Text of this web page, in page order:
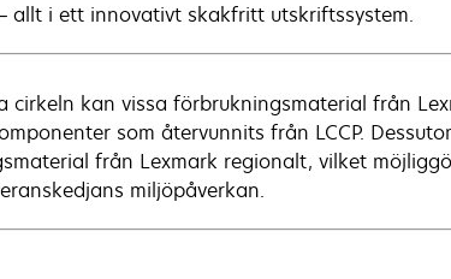
allt i ett innovativt skakfritt utskriftssystem.
cirkeln kan vissa förbrukningsmaterial från
som återvunnits från LCCP.
från Lexmark regionalt, vilket
miljöpåverkan.